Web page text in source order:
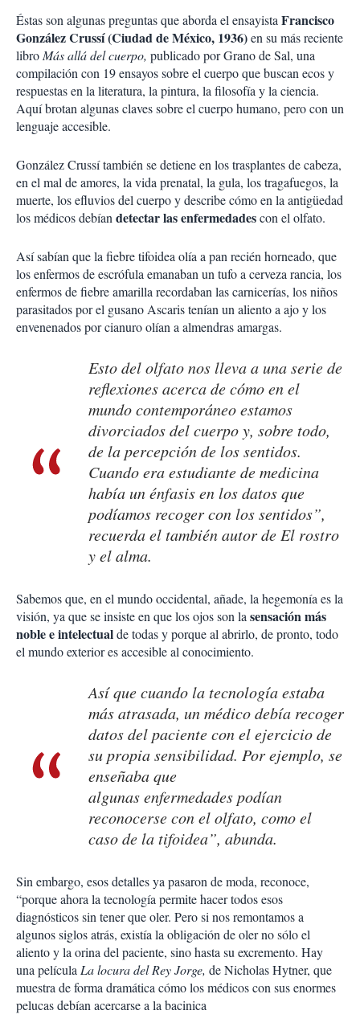
Éstas son algunas preguntas que aborda el ensayistaFrancisco
González Crussí (Ciudad de México, 1936)en su más reciente
libroMás allá del cuerpo, publicado por Grano de Sal, una
compilación con 19 ensayos sobre el cuerpo que buscan ecos y
respuestas en la literatura, la pintura, la filosofía y la ciencia.
Aquí brotan algunas claves sobre el cuerpo humano, pero con un
lenguaje accesible.
González Crussí también se detiene en los trasplantes de cabeza,
en el mal de amores, la vida prenatal, la gula, los tragafuegos, la
muerte, los efluvios del cuerpo y describe cómo en la antigüedad
los médicos debíandetectar las enfermedadescon el olfato.
Así sabían que la fiebre tifoidea olía a pan recién horneado, que
los enfermos de escrófula emanaban un tufo a cerveza rancia, los
enfermos de fiebre amarilla recordaban las carnicerías, los niños
parasitados por el gusano Ascaris tenían un aliento a ajo y los
envenenados por cianuro olían a almendras amargas.
Esto del olfato nos lleva a una serie de
reflexiones acerca de cómo en el
mundo contemporáneo estamos
divorciados del cuerpo y, sobre todo,
de la percepción de los sentidos.
Cuando era estudiante de medicina
había un énfasis en los datos que
podíamos recoger con los sentidos”,
recuerda el también autor deEl rostro
y el alma.
Sabemos que, en el mundo occidental, añade, la hegemonía es la
visión, ya que se insiste en que los ojos son lasensación más
noble e intelectualde todas y porque al abrirlo, de pronto, todo
el mundo exterior es accesible al conocimiento.
Así que cuando la tecnología estaba
más atrasada, un médico debía recoger
datos del paciente con el ejercicio de
su propia sensibilidad. Por ejemplo, se
enseñaba que
algunas enfermedades podían
reconocerse con el olfato, como el
caso de la tifoidea”, abunda.
Sin embargo, esos detalles ya pasaron de moda, reconoce,
“porque ahora la tecnología permite hacer todos esos
diagnósticos sin tener que oler. Pero si nos remontamos a
algunos siglos atrás, existía la obligación de oler no sólo el
aliento y la orina del paciente, sino hasta su excremento. Hay
una películaLa locura del Rey Jorge, de Nicholas Hytner, que
muestra de forma dramática cómo los médicos con sus enormes
pelucas debían acercarse a la bacinica